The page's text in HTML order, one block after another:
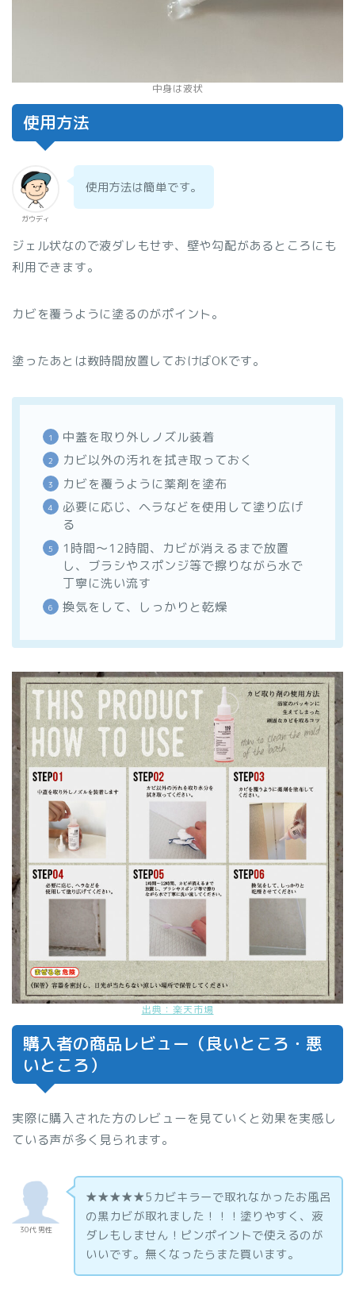
中身は液状
使用方法
ガウディ
使用方法は簡単です。
ジェル状なので液ダレもせず、壁や勾配があるところにも
利用できます。
カビを覆うように塗るのがポイント。
塗ったあとは数時間放置しておけばOKです。
中蓋を取り外しノズル装着
カビ以外の汚れを拭き取っておく
カビを覆うように薬剤を塗布
必要に応じ、ヘラなどを使用して塗り広げ
る
1時間～12時間、カビが消えるまで放置
し、ブラシやスポンジ等で擦りながら水で
丁寧に洗い流す
換気をして、しっかりと乾燥
出典：楽天市場
購入者の商品レビュー（良いところ・悪
いところ）
実際に購入された方のレビューを見ていくと効果を実感し
ている声が多く見られます。
30代 男性
★★★★★5カビキラーで取れなかったお風呂
の黒カビが取れました！！！塗りやすく、液
ダレもしません！ピンポイントで使えるのが
いいです。無くなったらまた買います。